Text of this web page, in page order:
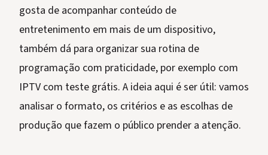
gosta de acompanhar conteúdo de
entretenimento em mais de um dispositivo,
também dá para organizar sua rotina de
programação com praticidade, por exemplo com
IPTV com teste grátis. A ideia aqui é ser útil: vamos
analisar o formato, os critérios e as escolhas de
produção que fazem o público prender a atenção.